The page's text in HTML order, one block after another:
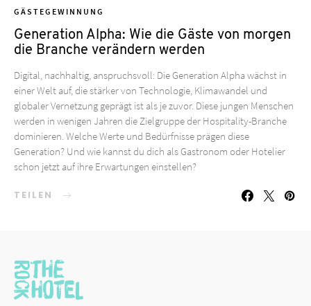
GÄSTEGEWINNUNG
Generation Alpha: Wie die Gäste von morgen
die Branche verändern werden
Digital, nachhaltig, anspruchsvoll: Die Generation Alpha wächst in
einer Welt auf, die stärker von Technologie, Klimawandel und
globaler Vernetzung geprägt ist als je zuvor. Diese jungen Menschen
werden in wenigen Jahren die Zielgruppe der Hospitality-Branche
dominieren. Welche Werte und Bedürfnisse prägen diese
Generation? Und wie kannst du dich als Gastronom oder Hotelier
schon jetzt auf ihre Erwartungen einstellen?
TEILEN